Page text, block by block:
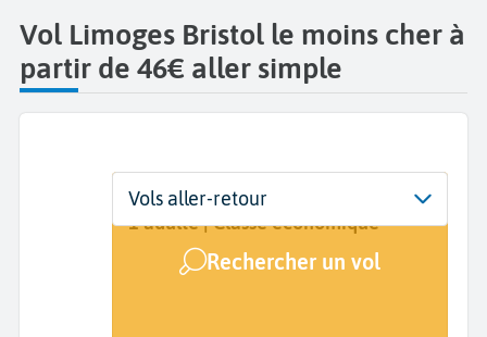
Vol Limoges Bristol le moins cher à
partir de 46€ aller simple
Départ
Limoges (LIG)
Dates
10 sept. - 13 sept.
Voyageurs | Classe
1 adulte | Classe économique
Rechercher un vol
Vols aller-retour